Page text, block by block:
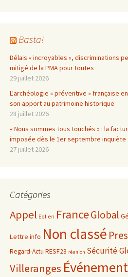
Basta!
Délais « incroyables », discriminations
mitigé de la PMA pour toutes
29 juillet 2026
L'archéologie « préventive » française
son apport au patrimoine historique
28 juillet 2026
« Nous sommes tous touchés » : la
imposée dès le 1er septembre inquiète
27 juillet 2026
Catégories
Appel Eolien FranceGlobal
Lettre info Non classé
Regard-Actu RESF23 réunion Sécurité
Villeranges